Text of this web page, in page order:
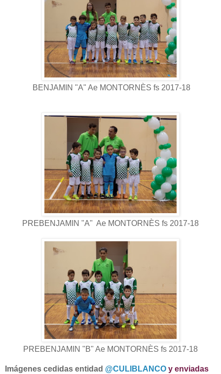
BENJAMIN "A" Ae MONTORNÈS fs 2017-18
PREBENJAMIN "A" Ae MONTORNÈS fs 2017-18
PREBENJAMIN "B" Ae MONTORNÈS fs 2017-18
Imágenes cedidas entidad @CULIBLANCO y enviadas